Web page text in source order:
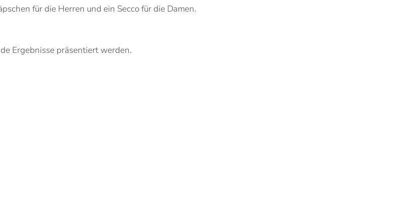
für die Herren und ein Secco für die Damen.
Ergebnisse präsentiert werden.